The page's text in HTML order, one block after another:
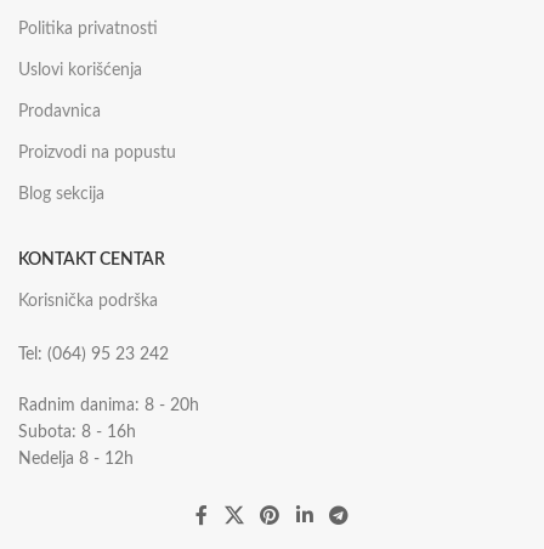
Politika privatnosti
Uslovi korišćenja
Prodavnica
Proizvodi na popustu
Blog sekcija
KONTAKT CENTAR
Korisnička podrška
Tel: (064) 95 23 242
Radnim danima: 8 - 20h
Subota: 8 - 16h
Nedelja 8 - 12h